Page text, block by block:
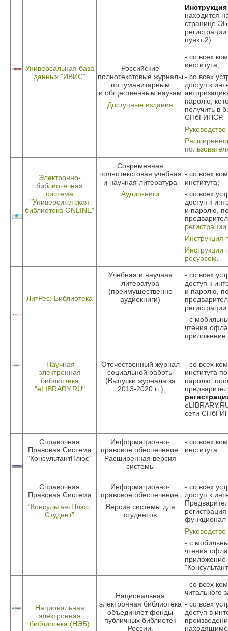
находится
странице
пункт 2).
Универсальная база
данных "ИВИС"
Российские
полнотекстовые журналы
по гуманитарным
и общественным наукам
Доступные издания
- со всех
института;
- со всех
доступ к
паролю,
получить в
СПбГИПСР.
Электронно-
библиотечная
система
"Университетская
библиотека ONLINE"
Современная
полнотекстовая учебная
и научная литература
Аудиокниги
- со всех
института;
- со всех
доступ к
и паролю,
регистрации
Инструкция
Инструкции
ресурсом
ЛитРес: Библиотека
Учебная и научная
литература
(преимущественно
аудиокниги)
- со всех
доступ к
и паролю,
- с
чтения
приложение
Научная
электронная
библиотека
"eLIBRARY.RU"
Отечественный журнал
социальной работы
(Выпуски журнала за
2013-2020 гг.)
- со всех
института
паролю,
сети
Справочная
Правовая Система
"КонсультантПлюс"
Информационно-
правовое обеспечение.
Расширенная версия
системы
- со всех
института.
Справочная
Правовая Система
“КонсультантПлюс:
Студент”
Информационно-
правовое обеспечение.
Версия системы для
студентов
- со всех
доступ к
функционал
- с
чтения
приложение
Национальная
электронная
библиотека (НЭБ)
Национальная
электронная библиотека
объединяет фонды
публичных библиотек
России,
- со всех
читального
- со всех
доступ в